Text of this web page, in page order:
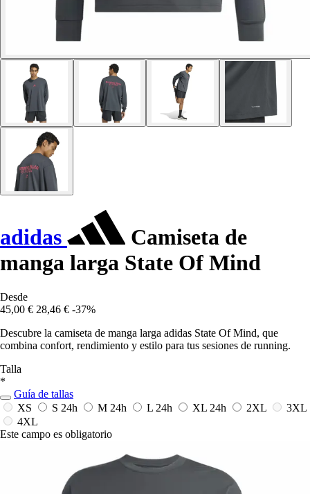
adidas
Camiseta de
manga larga State Of Mind
Desde
45,00 € 28,46 € -37%
Descubre la camiseta de manga larga adidas State Of Mind, que
combina confort, rendimiento y estilo para tus sesiones de running.
Talla
*
Guía de tallas
XS
S 24h M 24h L 24h XL 24h 2XL
3XL
4XL
Este campo es obligatorio